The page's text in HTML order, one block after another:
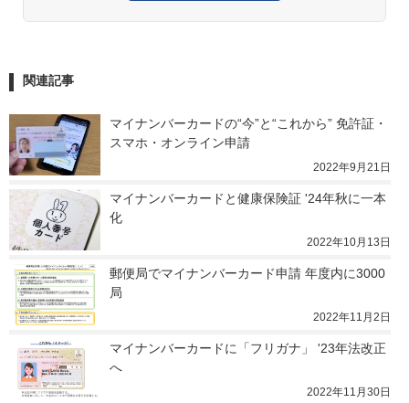
関連記事
マイナンバーカードの“今”と“これから” 免許証・
スマホ・オンライン申請
2022年9月21日
マイナンバーカードと健康保険証 '24年秋に一本
化
2022年10月13日
郵便局でマイナンバーカード申請 年度内に3000
局
2022年11月2日
マイナンバーカードに「フリガナ」 '23年法改正
へ
2022年11月30日